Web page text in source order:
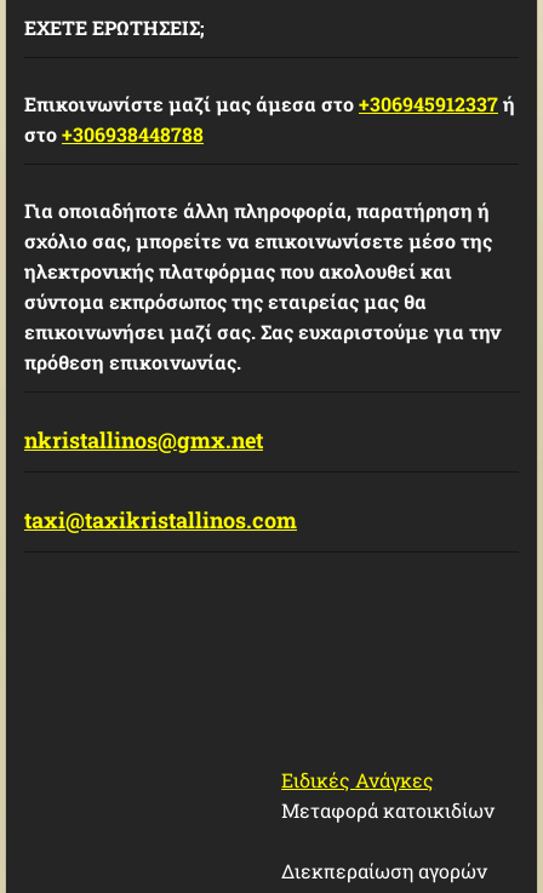
ΕΧΕΤΕ ΕΡΩΤΗΣΕΙΣ;
Επικοινωνίστε μαζί μας άμεσα στο+306945912337ή
στο+306938448788
Για οποιαδήποτε άλλη πληροφορία, παρατήρηση ή
σχόλιο σας, μπορείτε να επικοινωνίσετε μέσο της
ηλεκτρονικής πλατφόρμας που ακολουθεί και
σύντομα εκπρόσωπος της εταιρείας μας θα
επικοινωνήσει μαζί σας. Σας ευχαριστούμε για την
πρόθεση επικοινωνίας.
nkristallinos@gmx.net
taxi@taxikristallinos.com
Ειδικές Ανάγκες
Μεταφορά κατοικιδίων
Διεκπεραίωση αγορών